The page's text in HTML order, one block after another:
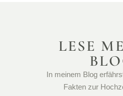
LESE
In meinem Blog
Fakten zur